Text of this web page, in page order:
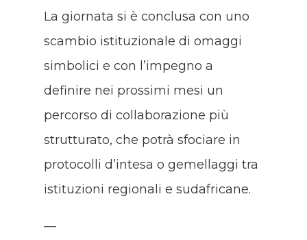
La giornata si è conclusa con uno
scambio istituzionale di omaggi
simbolici e con l’impegno a
definire nei prossimi mesi un
percorso di collaborazione più
strutturato, che potrà sfociare in
protocolli d’intesa o gemellaggi tra
istituzioni regionali e sudafricane.
—